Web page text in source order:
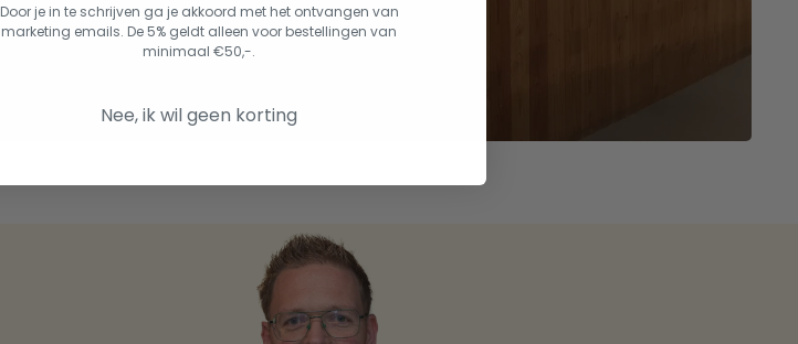
Door je in te schrijven ga je akkoord met het ontvangen van
marketing emails. De 5% geldt alleen voor bestellingen van
minimaal €50,-.
Nee, ik wil geen korting